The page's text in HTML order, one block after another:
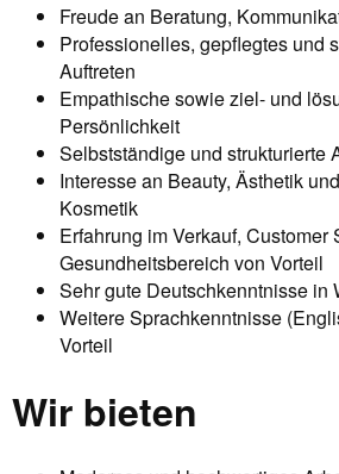
Freude an Beratung,
Professionelles, gepflegtes und
Auftreten
Empathische sowie ziel- und
Persönlichkeit
Selbstständige und strukturierte
Interesse an Beauty, Ästhetik
Kosmetik
Erfahrung im Verkauf, Customer
Gesundheitsbereich von Vorteil
Sehr gute Deutschkenntnisse in
Weitere Sprachkenntnisse
Vorteil
Wir bieten